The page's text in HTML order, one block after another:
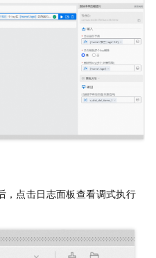
，点击日志面板查看调式执行